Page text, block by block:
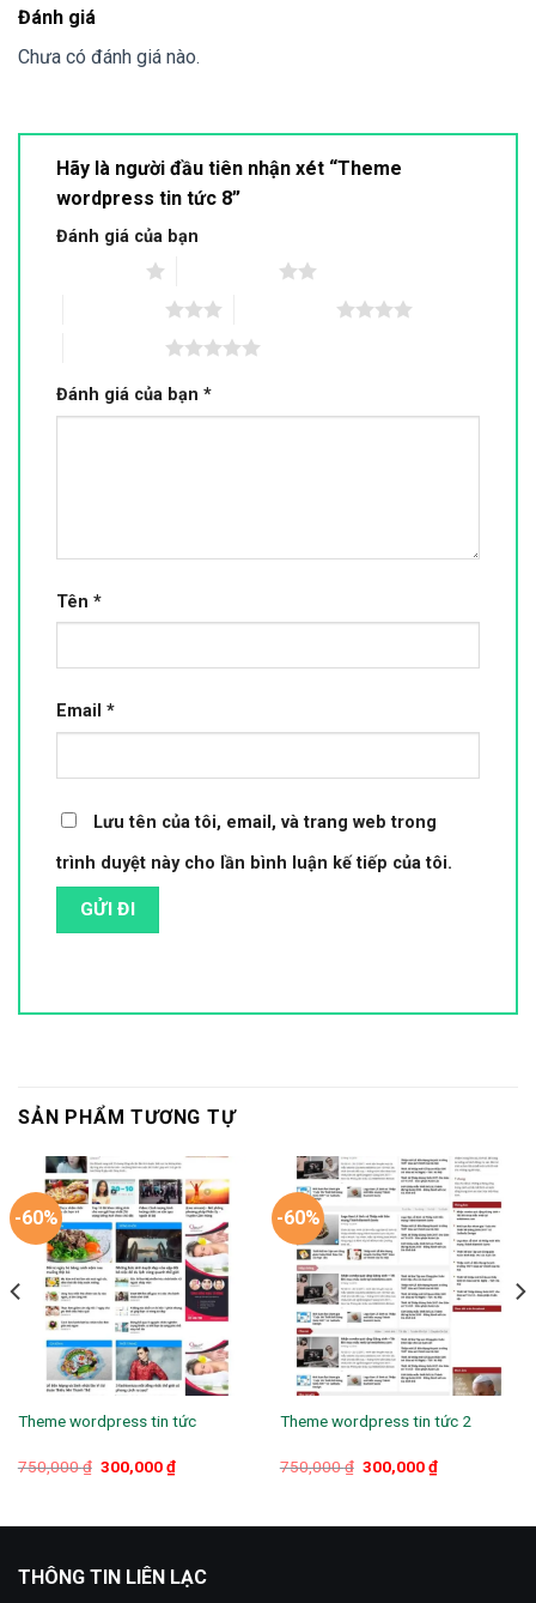
Đánh giá
Chưa có đánh giá nào.
Hãy là người đầu tiên nhận xét “Theme
wordpress tin tức 8”
Đánh giá của bạn
Đánh giá của bạn *
Tên *
Email *
Lưu tên của tôi, email, và trang web trong
trình duyệt này cho lần bình luận kế tiếp của tôi.
SẢN PHẨM TƯƠNG TỰ
-60%
Theme wordpress tin tức
750,000₫ Giá
300,000₫Giá
hiện
300,000 ₫.
-60%
Theme wordpress tin tức 2
750,000₫ Giá
300,000₫Giá
hiện
300,000 ₫.
THÔNG TIN LIÊN LẠC